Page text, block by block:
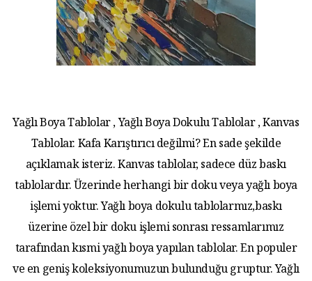
Yağlı Boya Tablolar , Yağlı Boya Dokulu Tablolar , Kanvas
Tablolar. Kafa Karıştırıcı değilmi? En sade şekilde
açıklamak isteriz. Kanvas tablolar, sadece düz baskı
tablolardır. Üzerinde herhangi bir doku veya yağlı boya
işlemi yoktur. Yağlı boya dokulu tablolarmız,baskı
üzerine özel bir doku işlemi sonrası ressamlarımız
tarafından kısmi yağlı boya yapılan tablolar. En populer
ve en geniş koleksiyonumuzun bulunduğu gruptur. Yağlı